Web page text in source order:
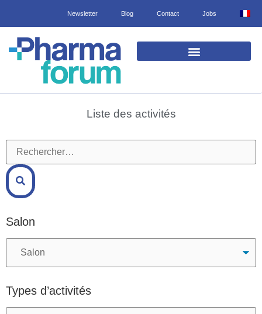
Newsletter Blog Contact Jobs
Liste des activités
Salon
Types d’activités